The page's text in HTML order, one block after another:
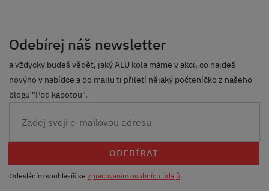
Odebírej náš newsletter
a vždycky budeš vědět, jaký ALU kola máme v akci, co najdeš
novýho v nabídce a do mailu ti přiletí nějaký počteníčko z našeho
blogu "Pod kapotou".
ODEBÍRAT
Odesláním souhlasíš se zpracováním osobních údajů.